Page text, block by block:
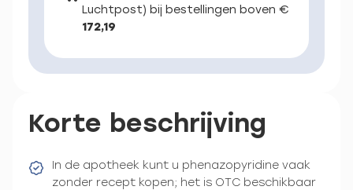
Luchtpost) bij bestellingen boven €
172,19
Korte beschrijving
In de apotheek kunt u phenazopyridine vaak
zonder recept kopen; het is OTC beschikbaar